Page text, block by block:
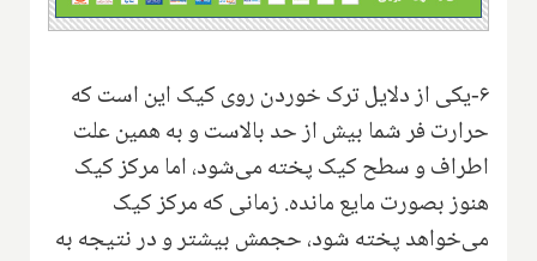
۶-یکی از دلایل ترک خوردن روی کیک این است که
حرارت فر شما بیش از حد بالاست و به همین علت‌
اطراف و سطح کیک پخته می‌شود، اما مرکز کیک
هنوز بصورت مایع مانده. زمانی که مرکز کیک
می‌خواهد پخته شود، حجمش بیشتر و در نتیجه به